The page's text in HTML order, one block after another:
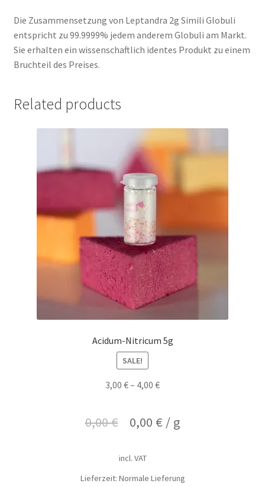
Die Zusammensetzung von Leptandra 2g Simili Globuli
entspricht zu 99.9999% jedem anderem Globuli am Markt.
Sie erhalten ein wissenschaftlich identes Produkt zu einem
Bruchteil des Preises.
Related products
Acidum-Nitricum 5g
SALE!
3,00 €– 4,00 €
0,00€ 0,00 € / g
incl. VAT
Lieferzeit: Normale Lieferung